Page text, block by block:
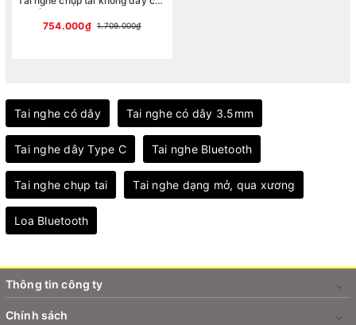
cấp Baseus Encok Wireless
headphone D02 Pro (Bluetooth
754.000₫ 1.709.000₫
Tai nghe có dây Tai nghe có dây 3.5mm
Tai nghe dây Type C Tai nghe Bluetooth
Tai nghe chụp tai Tai nghe dạng mở, qua xương
Loa Bluetooth
Thông tin công ty
Chính sách